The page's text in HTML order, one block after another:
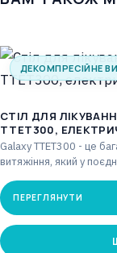
ДЕКОМПРЕСІЙНЕ
CТІЛ ДЛЯ
TTET300,
Galaxy TTET300 - це
витяжіння, який у
ПЕРЕГЛЯНУТИ